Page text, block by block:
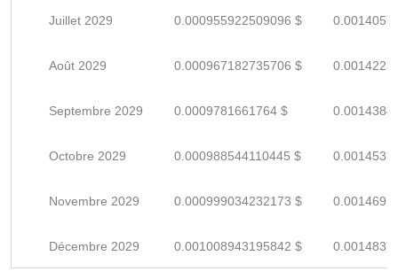
Juillet 2029 0.000955922509096 $
Août 2029 0.000967182735706 $
Septembre 2029 0.0009781661764 $
Octobre 2029 0.000988544110445 $
Novembre 2029 0.000999034232173 $
Décembre 2029 0.001008943195842 $